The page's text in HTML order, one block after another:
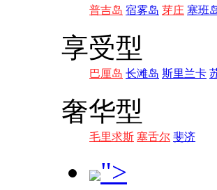
普吉岛 宿雾岛 芽庄 塞班
享受型
巴厘岛 长滩岛 斯里兰卡
奢华型
毛里求斯 塞舌尔 斐济
">